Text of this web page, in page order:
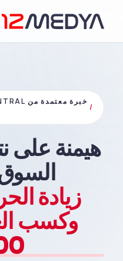
/
هيمنة على
السوق
زيادة
وكسب